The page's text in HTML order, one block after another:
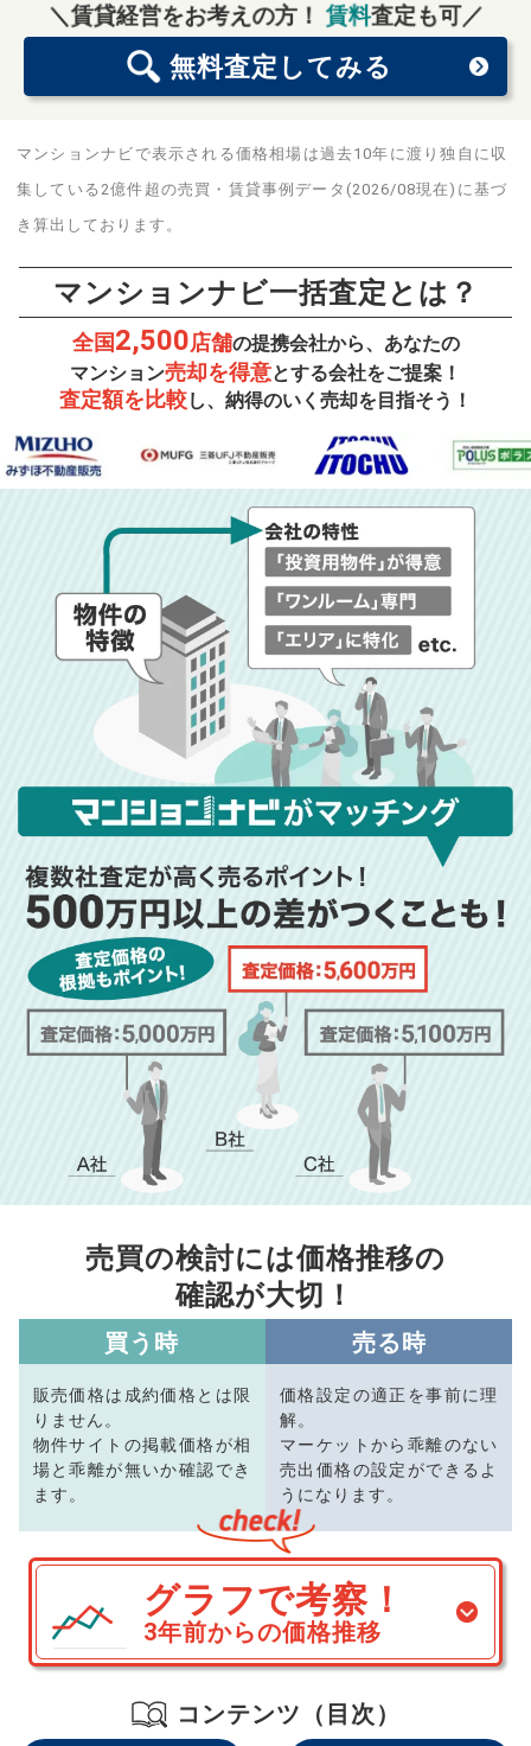
＼賃貸経営をお考えの方！賃料査定も可／
無料査定 してみる
マンションナビで表示される価格相場は過去10年に渡り独自に収
集している2億件超の売買・賃貸事例データ(2026/08現在)に基づ
き算出しております。
マンションナビ一括査定とは？
全国2,500店舗の提携会社から、あなたの
マンション売却を得意とする会社をご提案！
査定額を比較し、納得のいく売却を目指そう！
売買の検討には価格推移の
確認が大切！
買う時
販売価格は成約価格とは限
りません。
物件サイトの掲載価格が相
場と乖離が無いか確認でき
ます。
売る時
価格設定の適正を事前に理
解。
マーケットから乖離のない
売出価格の設定ができるよ
うになります。
グラフで考察！
3年前からの価格推移
コンテンツ（目次）